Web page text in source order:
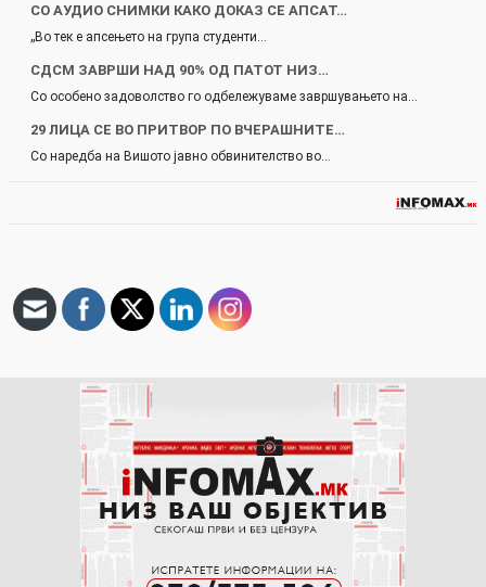
СО АУДИО СНИМКИ КАКО ДОКАЗ СЕ АПСАТ…
„Во тек е апсењето на група студенти…
СДСМ ЗАВРШИ НАД 90% ОД ПАТОТ НИЗ…
Со особено задоволство го одбележуваме завршувањето на…
29 ЛИЦА СЕ ВО ПРИТВОР ПО ВЧЕРАШНИТЕ…
Со наредба на Вишото јавно обвинителство во…